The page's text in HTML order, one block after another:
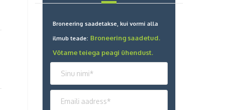
Broneering saadetakse, kui vormi alla
ilmub teade: Broneering saadetud.
Võtame teiega peagi ühendust.